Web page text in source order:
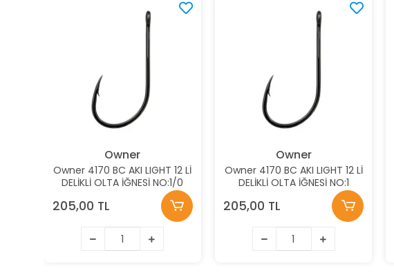
Owner
Owner 4170 BC AKI LIGHT 12 Lİ
DELİKLİ OLTA İĞNESİ NO:1/0
205,00 TL
Owner
Owner 4170 BC AKI LIGHT 12 Lİ
DELİKLİ OLTA İĞNESİ NO:1
205,00 TL